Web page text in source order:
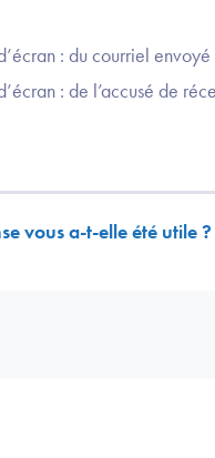
: du courriel
: de l’accusé de
vous a-t-elle été utile ?